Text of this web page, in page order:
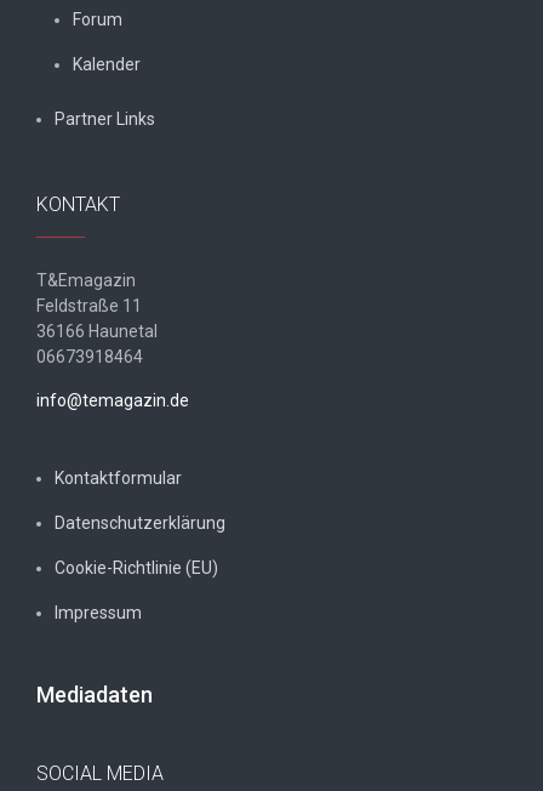
Forum
Kalender
Partner Links
KONTAKT
T&Emagazin
Feldstraße 11
36166 Haunetal
06673918464
info@temagazin.de
Kontaktformular
Datenschutzerklärung
Cookie-Richtlinie (EU)
Impressum
Mediadaten
SOCIAL MEDIA